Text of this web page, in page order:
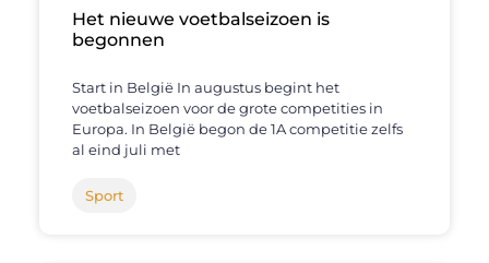
Het nieuwe voetbalseizoen is
begonnen
Start in België In augustus begint het
voetbalseizoen voor de grote competities in
Europa. In België begon de 1A competitie zelfs
al eind juli met
Sport